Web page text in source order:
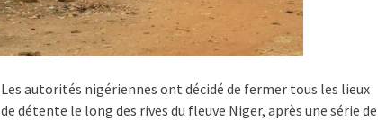
Les autorités nigériennes ont décidé de fermer tous les lieux
de détente le long des rives du fleuve Niger, après une série de